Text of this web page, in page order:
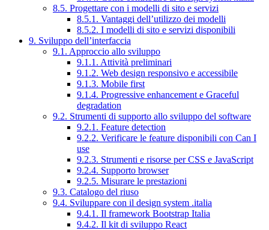
8.5. Progettare con i modelli di sito e servizi
8.5.1. Vantaggi dell’utilizzo dei modelli
8.5.2. I modelli di sito e servizi disponibili
9. Sviluppo dell’interfaccia
9.1. Approccio allo sviluppo
9.1.1. Attività preliminari
9.1.2. Web design responsivo e accessibile
9.1.3. Mobile first
9.1.4. Progressive enhancement e Graceful
degradation
9.2. Strumenti di supporto allo sviluppo del software
9.2.1. Feature detection
9.2.2. Verificare le feature disponibili con Can I
use
9.2.3. Strumenti e risorse per CSS e JavaScript
9.2.4. Supporto browser
9.2.5. Misurare le prestazioni
9.3. Catalogo del riuso
9.4. Sviluppare con il design system .italia
9.4.1. Il framework Bootstrap Italia
9.4.2. Il kit di sviluppo React